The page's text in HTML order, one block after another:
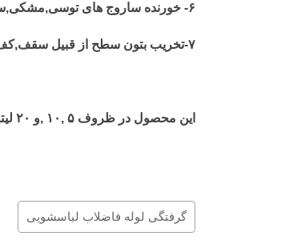
۶- خورنده ساروج های توسی,مشکی,سفید و فرمز “بستگی به نوع ساروج دارد”
۷-تخریب بتون سطح از قبیل سقف,کف و ….. “بستگی به نوع بتون ,مدت ساخت,ضخامت”
این محصول در ظروف ۵ ,۱۰ ,و ۲۰ لیتری ارائه میشود.
گرفتگی لوله فاضلاب لباسشویی